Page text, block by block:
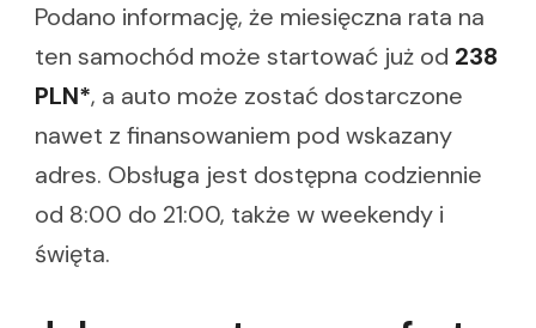
Podano informację, że miesięczna rata na
ten samochód może startować już od 238
PLN*, a auto może zostać dostarczone
nawet z finansowaniem pod wskazany
adres. Obsługa jest dostępna codziennie
od 8:00 do 21:00, także w weekendy i
święta.